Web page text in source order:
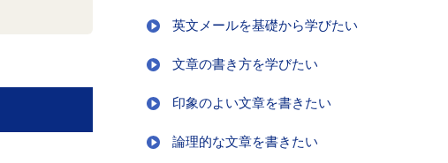
英文メールを基礎から学びたい
文章の書き方を学びたい
印象のよい文章を書きたい
論理的な文章を書きたい